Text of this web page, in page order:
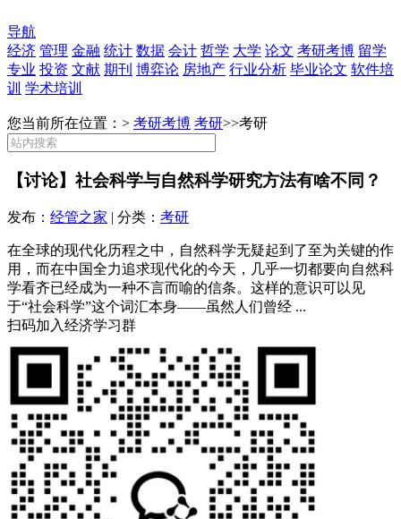
导航
经济 管理 金融 统计 数据 会计 哲学 大学 论文 考研考博 留学
专业 投资 文献 期刊 博弈论 房地产 行业分析 毕业论文 软件培
训 学术培训
您当前所在位置：> 考研考博 考研>>考研
【讨论】社会科学与自然科学研究方法有啥不同？
发布： 经管之家 | 分类： 考研
在全球的现代化历程之中，自然科学无疑起到了至为关键的作
用，而在中国全力追求现代化的今天，几乎一切都要向自然科
学看齐已经成为一种不言而喻的信条。这样的意识可以见
于“社会科学”这个词汇本身——虽然人们曾经 ...
扫码加入经济学习群